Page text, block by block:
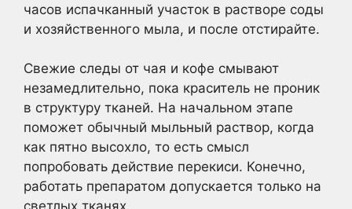
часов испачканный участок в растворе соды
и хозяйственного мыла, и после отстирайте.
Свежие следы от чая и кофе смывают
незамедлительно, пока краситель не проник
в структуру тканей. На начальном этапе
поможет обычный мыльный раствор, когда
как пятно высохло, то есть смысл
попробовать действие перекиси. Конечно,
работать препаратом допускается только на
светлых тканях.